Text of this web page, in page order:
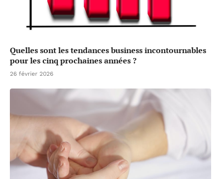
Quelles sont les tendances business incontournables
pour les cinq prochaines années ?
26 février 2026